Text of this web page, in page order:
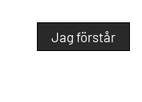
Jag förstår